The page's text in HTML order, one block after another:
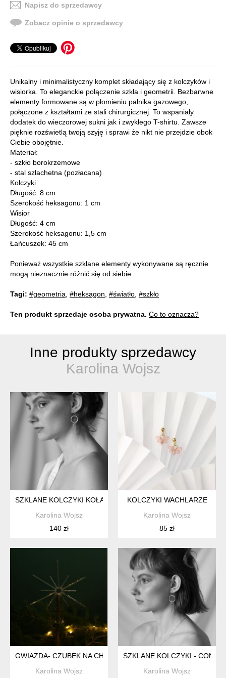
Napisz do sprzedawcy
Zobacz opinie o sprzedawcy
Unikalny i minimalistyczny komplet składający się z kolczyków i
wisiorka. To eleganckie połączenie szkła i geometrii. Bezbarwne
elementy formowane są w płomieniu palnika gazowego,
połączone z kształtami ze stali chirurgicznej. To wspaniały
dodatek do wieczorowej sukni jak i zwykłego T-shirtu. Zawsze
pięknie rozświetlą twoją szyję i sprawi że nikt nie przejdzie obok
Ciebie obojętnie.
Materiał:
- szkło borokrzemowe
- stal szlachetna (pozłacana)
Kolczyki
Długość: 8 cm
Szerokość heksagonu: 1 cm
Wisior
Długość: 4 cm
Szerokość heksagonu: 1,5 cm
Łańcuszek: 45 cm
Ponieważ wszystkie szklane elementy wykonywane są ręcznie
mogą nieznacznie różnić się od siebie.
Tagi: #geometria #heksagon #światło #szkło
Ten produkt sprzedaje osoba prywatna. Co to oznacza?
Inne produkty sprzedawcy
Karolina Wojsz
SZKLANE KOLCZYKI KOŁA - CONNECTION
Karolina Wojsz
140 zł
KOLCZYKI WACHLARZE
Karolina Wojsz
85 zł
GWIAZDA- CZUBEK NA CHOINKĘ
Karolina Wojsz
SZKLANE KOLCZYKI -
Karolina Wojsz